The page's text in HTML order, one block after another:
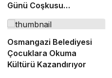
Günü Coşkusu
Yaşanacak
Osmangazi Belediyesi
Çocuklara Okuma
Kültürü Kazandırıyor